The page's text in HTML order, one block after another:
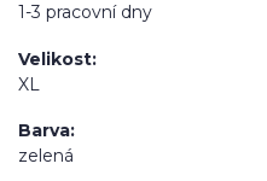
1-3 pracovní dny
Velikost
XL
Barva
zelená